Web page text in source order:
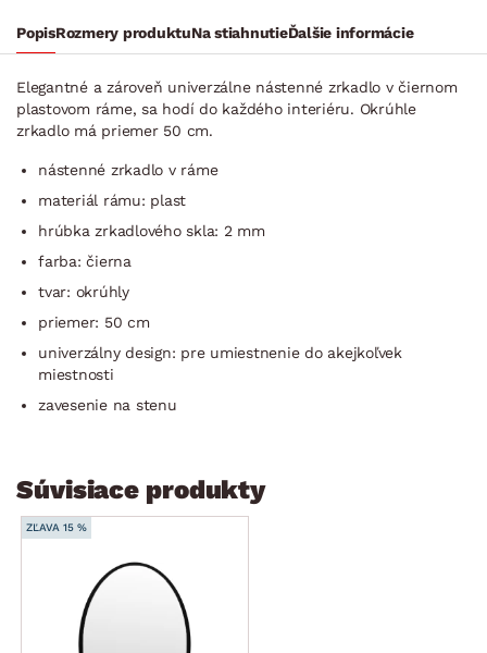
PopisRozmery produktuNa stiahnutieĎalšie informácie
Elegantné a zároveň univerzálne nástenné zrkadlo v čiernom
plastovom ráme, sa hodí do každého interiéru. Okrúhle
zrkadlo má priemer 50 cm.
nástenné zrkadlo v ráme
materiál rámu: plast
hrúbka zrkadlového skla: 2 mm
farba: čierna
tvar: okrúhly
priemer: 50 cm
univerzálny design: pre umiestnenie do akejkoľvek
miestnosti
zavesenie na stenu
Súvisiace produkty
ZĽAVA 15 %